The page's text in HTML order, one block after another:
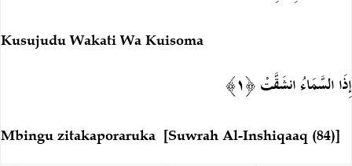
Kusujudu Wakati Wa Kuisoma
إِذَا السَّمَاءُ انشَقَّتْ ﴿١﴾
Mbingu zitakaporaruka [Suwrah Al-Inshiqaaq (84)]